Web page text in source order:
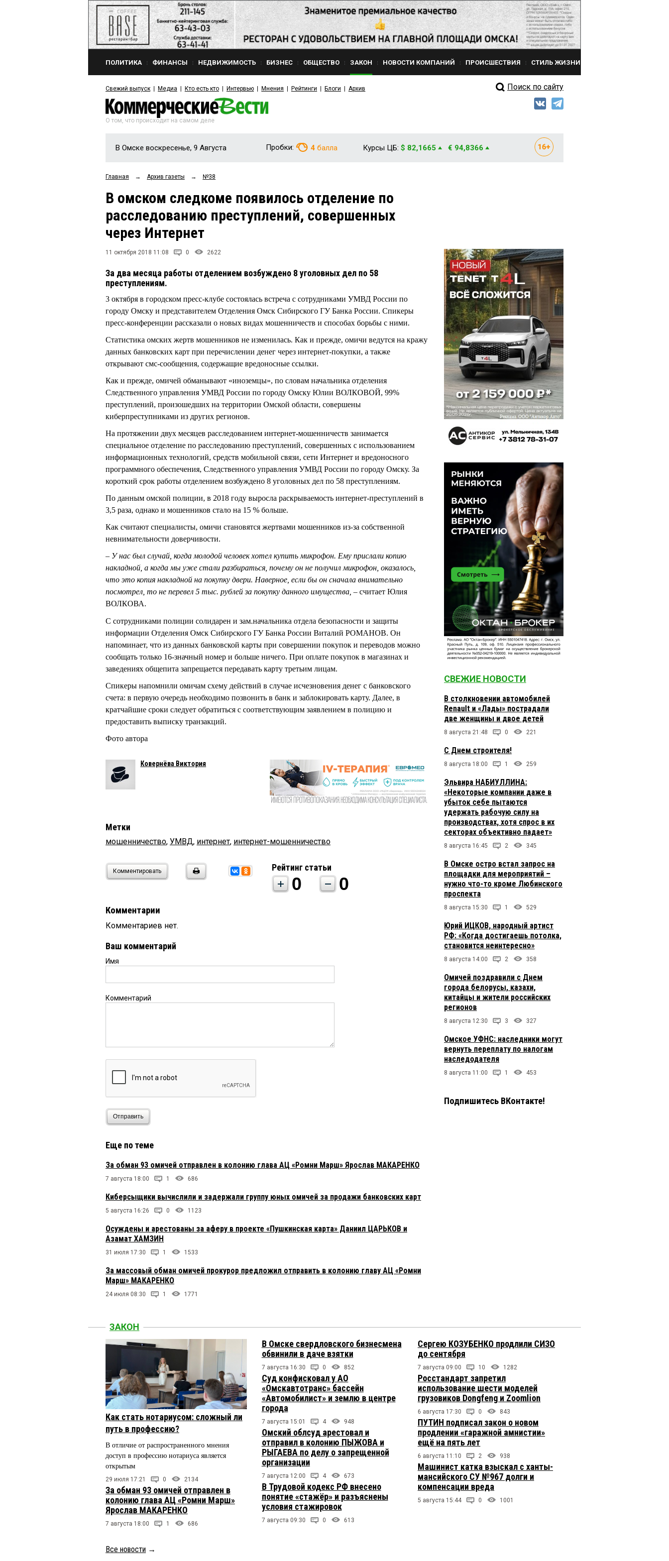
ПОЛИТИКА ФИНАНСЫ НЕДВИЖИМОСТЬ БИЗНЕС ОБЩЕСТВО ЗАКОН НОВОСТИ КОМПАНИЙ ПРОИСШЕСТВИЯ СТИЛЬ ЖИЗНИ
Свежий выпуск Медиа Кто есть кто Интервью Мнения Рейтинги Блоги Архив Поиск по сайту
О том, что происходит на самом деле
В Омске воскресенье, 9 Августа Пробки: 4 балла Курсы ЦБ: $ 82,1665 € 94,8366
Главная → Архив газеты → №38
В омском следкоме появилось отделение по
расследованию преступлений, совершенных
через Интернет
11 октября 2018 11:08 0 2622
За два месяца работы отделением возбуждено 8 уголовных дел по 58
преступлениям.
3 октября в городском пресс-клубе состоялась встреча с сотрудниками УМВД России по
городу Омску и представителем Отделения Омск Сибирского ГУ Банка России. Спикеры
пресс-конференции рассказали о новых видах мошенничеств и способах борьбы с ними.
Статистика омских жертв мошенников не изменилась. Как и прежде, омичи ведутся на кражу
данных банковских карт при перечислении денег через интернет-покупки, а также
открывают смс-сообщения, содержащие вредоносные ссылки.
Как и прежде, омичей обманывают «иноземцы», по словам начальника отделения
Следственного управления УМВД России по городу Омску Юлии ВОЛКОВОЙ, 99%
преступлений, произошедших на территории Омской области, совершены
киберпреступниками из других регионов.
На протяжении двух месяцев расследованием интернет-мошенничеств занимается
специальное отделение по расследованию преступлений, совершенных с использованием
информационных технологий, средств мобильной связи, сети Интернет и вредоносного
программного обеспечения, Следственного управления УМВД России по городу Омску. За
короткий срок работы отделением возбуждено 8 уголовных дел по 58 преступлениям.
По данным омской полиции, в 2018 году выросла раскрываемость интернет-преступлений в
3,5 раза, однако и мошенников стало на 15 % больше.
Как считают специалисты, омичи становятся жертвами мошенников из-за собственной
невнимательности доверчивости.
– У нас был случай, когда молодой человек хотел купить микрофон. Ему прислали копию
накладной, а когда мы уже стали разбираться, почему он не получил микрофон, оказалось,
что это копия накладной на покупку двери. Наверное, если бы он сначала внимательно
посмотрел, то не перевел 5 тыс. рублей за покупку данного имущества, – считает Юлия
ВОЛКОВА.
С сотрудниками полиции солидарен и зам.начальника отдела безопасности и защиты
информации Отделения Омск Сибирского ГУ Банка России Виталий РОМАНОВ. Он
напоминает, что из данных банковской карты при совершении покупок и переводов можно
сообщать только 16-значный номер и больше ничего. При оплате покупок в магазинах и
заведениях общепита запрещается передавать карту третьим лицам.
Спикеры напомнили омичам схему действий в случае исчезновения денег с банковского
счета: в первую очередь необходимо позвонить в банк и заблокировать карту. Далее, в
кратчайшие сроки следует обратиться с соответствующим заявлением в полицию и
предоставить выписку транзакций.
Фото автора
Ковернёва Виктория
Метки
мошенничество, УМВД, интернет, интернет-мошенничество
Комментировать Рейтинг статьи
0 0
Комментарии
Комментариев нет.
Ваш комментарий
Имя
Комментарий
Отправить
Еще по теме
За обман 93 омичей отправлен в колонию глава АЦ «Ромни Марш» Ярослав МАКАРЕНКО
7 августа 18:00 1 686
Киберсыщики вычислили и задержали группу юных омичей за продажи банковских карт
5 августа 16:26 0 1123
Осуждены и арестованы за аферу в проекте «Пушкинская карта» Даниил ЦАРЬКОВ и
Азамат ХАМЗИН
31 июля 17:30 1 1533
За массовый обман омичей прокурор предложил отправить в колонию главу АЦ «Ромни
Марш» МАКАРЕНКО
24 июля 08:30 1 1771
СВЕЖИЕ НОВОСТИ
В столкновении автомобилей
Renault и «Лады» пострадали
две женщины и двое детей
8 августа 21:48 0 221
С Днем строителя!
8 августа 18:00 1 259
Эльвира НАБИУЛЛИНА:
«Некоторые компании даже в
убыток себе пытаются
удержать рабочую силу на
производствах, хотя спрос в их
секторах объективно падает»
8 августа 16:45 2 345
В Омске остро встал запрос на
площадки для мероприятий –
нужно что-то кроме Любинского
проспекта
8 августа 15:30 1 529
Юрий ИЦКОВ, народный артист
РФ: «Когда достигаешь потолка,
становится неинтересно»
8 августа 14:00 2 358
Омичей поздравили с Днем
города белорусы, казахи,
китайцы и жители российских
регионов
8 августа 12:30 3 327
Омское УФНС: наследники могут
вернуть переплату по налогам
наследодателя
8 августа 11:00 1 453
Подпишитесь ВКонтакте!
ЗАКОН
Как стать нотариусом: сложный ли
путь в профессию?
В отличие от распространенного мнения
доступ в профессию нотариуса является
открытым
29 июля 17:21 0 2134
За обман 93 омичей отправлен в
колонию глава АЦ «Ромни Марш»
Ярослав МАКАРЕНКО
7 августа 18:00 1 686
В Омске свердловского бизнесмена
обвинили в даче взятки
7 августа 16:30 0 852
Суд конфисковал у АО
«Омскавтотранс» бассейн
«Автомобилист» и землю в центре
города
7 августа 15:01 4 948
Омский облсуд арестовал и
отправил в колонию ПЫЖОВА и
РЫГАЕВА по делу о запрещенной
организации
7 августа 12:00 4 673
В Трудовой кодекс РФ внесено
понятие «стажёр» и разъяснены
условия стажировок
7 августа 09:30 0 613
Сергею КОЗУБЕНКО продлили СИЗО
до сентября
7 августа 09:00 10 1282
Росстандарт запретил
использование шести моделей
грузовиков Dongfeng и Zoomlion
6 августа 17:30 0 843
ПУТИН подписал закон о новом
продлении «гаражной амнистии»
ещё на пять лет
6 августа 11:10 2 938
Машинист катка взыскал с ханты-
мансийского СУ №967 долги и
компенсации вреда
5 августа 15:44 0 1001
Все новости →